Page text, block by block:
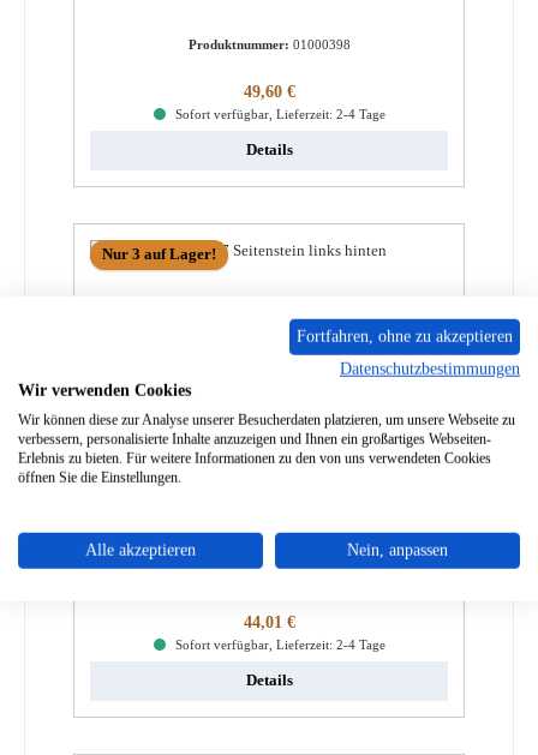
Produktnummer: 01000398
Regulärer Preis:
49,60 €
Sofort verfügbar, Lieferzeit: 2-4 Tage
Details
Nur 3 auf Lager!
Regulärer Preis:
44,01 €
Sofort verfügbar, Lieferzeit: 2-4 Tage
Details
Fortfahren, ohne zu akzeptieren
Datenschutzbestimmungen
Wir verwenden Cookies
Wir können diese zur Analyse unserer Besucherdaten platzieren, um unsere Webseite zu
verbessern, personalisierte Inhalte anzuzeigen und Ihnen ein großartiges Webseiten-
Erlebnis zu bieten. Für weitere Informationen zu den von uns verwendeten Cookies
öffnen Sie die Einstellungen.
Alle akzeptieren Nein, anpassen